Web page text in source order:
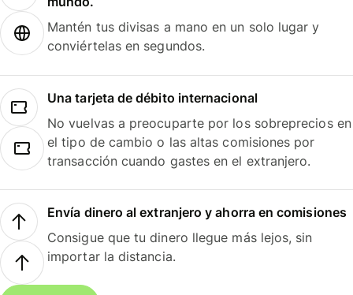
Mantén tus divisas a mano en un solo lugar y
conviértelas en segundos.
Una tarjeta de débito internacional
No vuelvas a preocuparte por los sobreprecios en
el tipo de cambio o las altas comisiones por
transacción cuando gastes en el extranjero.
Envía dinero al extranjero y ahorra en comisiones
Consigue que tu dinero llegue más lejos, sin
importar la distancia.